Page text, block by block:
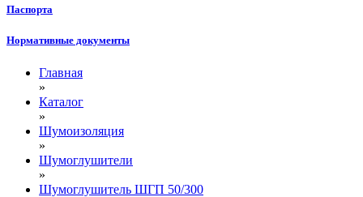
Паспорта
Нормативные документы
Главная
»
Каталог
»
Шумоизоляция
»
Шумоглушители
»
Шумоглушитель ШГП 50/300